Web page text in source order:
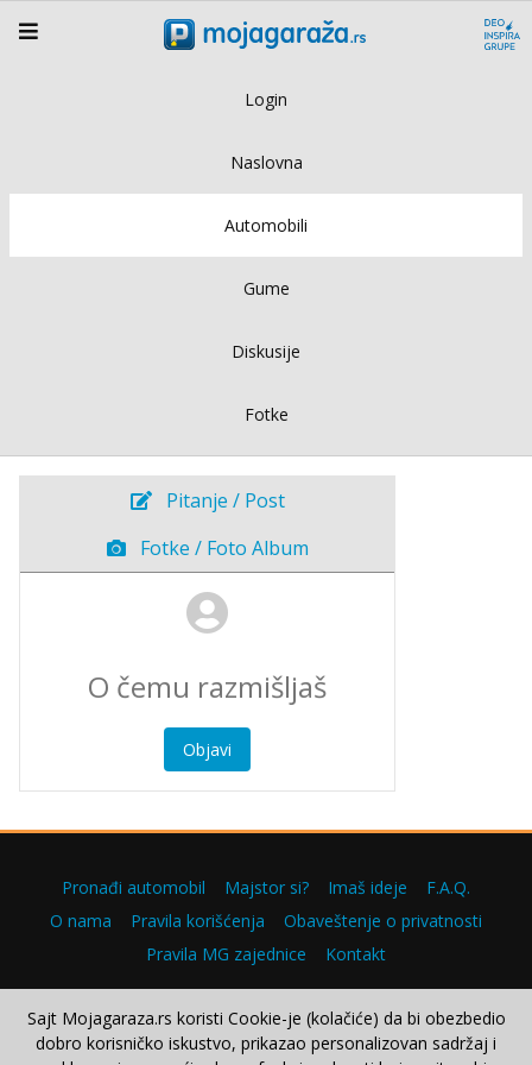
Login
Naslovna
Automobili
Gume
Diskusije
Fotke
Pitanje / Post
Fotke / Foto Album
Objavi
Pronađi automobil Majstor si? Imaš ideje
F.A.Q.
O nama
Pravila korišćenja
Obaveštenje o privatnosti
Pravila MG zajednice
Kontakt
Copyright © 2000–2026.
Sajt Mojagaraza.rs koristi Cookie-je (kolačiće) da bi obezbedio
dobro korisničko iskustvo, prikazao personalizovan sadržaj i